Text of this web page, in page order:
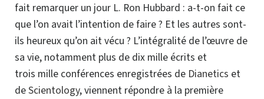
fait remarquer un jour L. Ron Hubbard : a-t-on fait ce
que l’on avait l’intention de faire ? Et les autres sont-
ils heureux qu’on ait vécu ? L’intégralité de l’œuvre de
sa vie, notamment plus de dix mille écrits et
trois mille conférences enregistrées de Dianetics et
deScientology, viennent répondre à la première